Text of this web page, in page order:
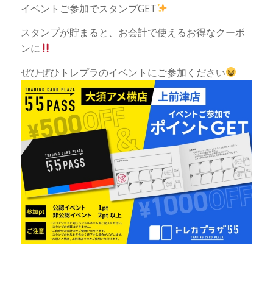
イベントご参加でスタンプGET
スタンプが貯まると、お会計で使えるお得なクーポ
ンに
ぜひぜひトレプラのイベントにご参加ください